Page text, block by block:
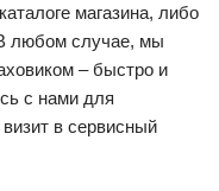
магазина, либо
любом случае, мы
– быстро и
с нами для
в сервисный